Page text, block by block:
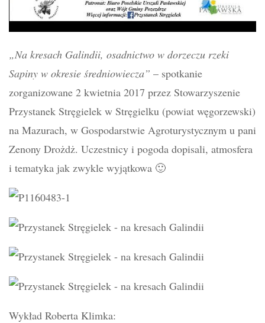
„Na kresach Galindii, osadnictwo w dorzeczu rzeki
Sapiny w okresie średniowiecza” – spotkanie
zorganizowane 2 kwietnia 2017 przez Stowarzyszenie
Przystanek Stręgielek w Stręgielku (powiat węgorzewski)
na Mazurach, w Gospodarstwie Agroturystycznym u pani
Zenony Drożdż. Uczestnicy i pogoda dopisali, atmosfera
i tematyka jak zwykle wyjątkowa 🙂
Wykład Roberta Klimka: